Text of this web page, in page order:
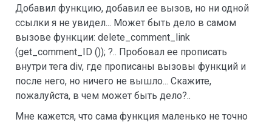
Добавил функцию, добавил ее вызов, но ни одной
ссылки я не увидел... Может быть дело в самом
вызове функции: delete_comment_link
(get_comment_ID ()); ?.. Пробовал ее прописать
внутри тега div, где прописаны вызовы функций и
после него, но ничего не вышло... Скажите,
пожалуйста, в чем может быть дело?..
Мне кажется, что сама функция маленько не точно